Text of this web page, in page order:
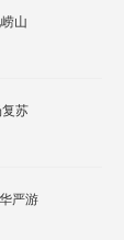
苏
严游